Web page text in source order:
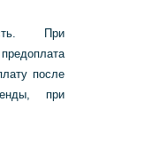
При
после
при